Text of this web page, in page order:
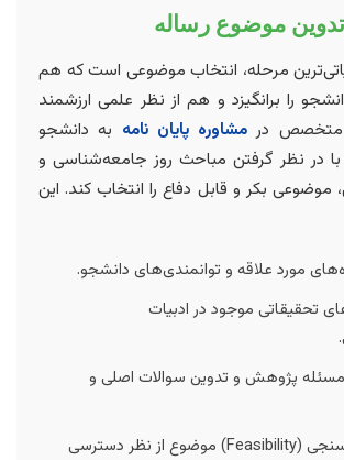
مرحله، انتخاب موضوعی است که هم
را برانگیزد و هم از نظر علمی ارزشمند
متخصص در مشاوره پایان نامه به دانشجو
در نظر گرفتن مباحث روز جامعه‌شناسی و
موضوعی بکر و قابل دفاع را انتخاب کند. این
مورد علاقه و توانمندی‌های دانشجو.
تحقیقاتی موجود در ادبیات
پژوهش و تدوین سوالات اصلی و
تظمین امکان‌سنجی (Feasibility) موضوع از نظر دسترسی